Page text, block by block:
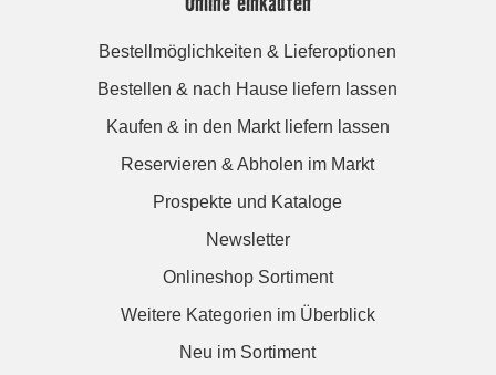
Bestellmöglichkeiten & Lieferoptionen
Bestellen & nach Hause liefern lassen
Kaufen & in den Markt liefern lassen
Reservieren & Abholen im Markt
Prospekte und Kataloge
Newsletter
Onlineshop Sortiment
Weitere Kategorien im Überblick
Neu im Sortiment